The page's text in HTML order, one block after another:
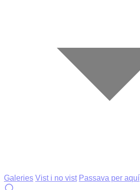
Galeries Vist i no vist Passava per aquí